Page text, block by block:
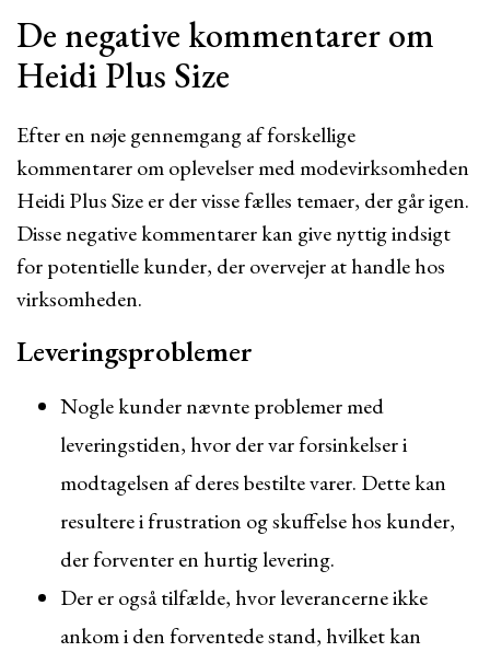
De negative kommentarer om
Heidi Plus Size
Efter en nøje gennemgang af forskellige
kommentarer om oplevelser med modevirksomheden
Heidi Plus Size er der visse fælles temaer, der går igen.
Disse negative kommentarer kan give nyttig indsigt
for potentielle kunder, der overvejer at handle hos
virksomheden.
Leveringsproblemer
Nogle kunder nævnte problemer med
leveringstiden, hvor der var forsinkelser i
modtagelsen af deres bestilte varer. Dette kan
resultere i frustration og skuffelse hos kunder,
der forventer en hurtig levering.
Der er også tilfælde, hvor leverancerne ikke
ankom i den forventede stand, hvilket kan